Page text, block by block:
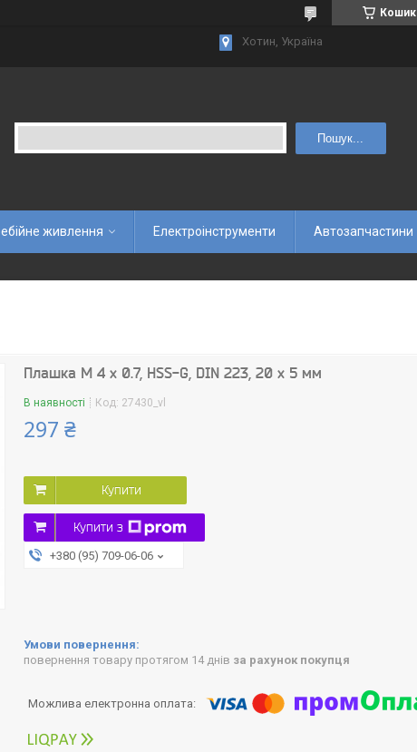
Кошик
Хотин, Україна
Пошук...
живлення Електроінструменти Автозапчастини
Плашка М 4 x 0.7, HSS-G, DIN 223, 20 x 5 мм
В наявності Код: 27430_vl
297 ₴
Купити
Купити з
+380 (95) 709-06-06
повернення товару протягом 14 днів за рахунок покупця